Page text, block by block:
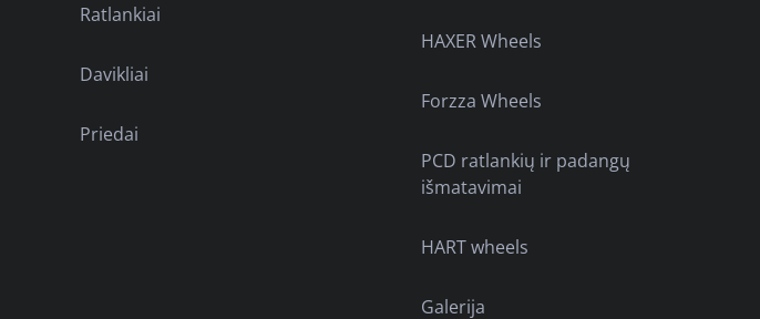
Ratlankiai
Davikliai
Priedai
HAXER Wheels
Forzza Wheels
PCD ratlankių ir padangų
išmatavimai
HART wheels
Galerija